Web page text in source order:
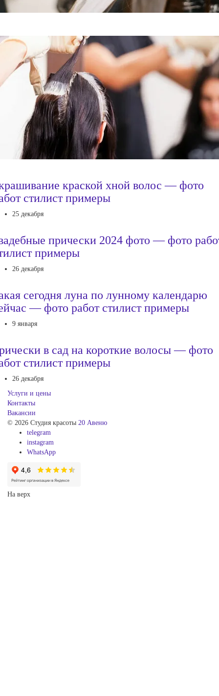
краской хной волос — фото
стилист примеры
25 декабря
прически 2024 фото — фото
примеры
26 декабря
сегодня луна по лунному календарю
— фото работ стилист примеры
9 января
в сад на короткие волосы — фото
стилист примеры
26 декабря
Услуги и цены
Контакты
Вакансии
© 2026 Студия красоты 20 Авеню
telegram
instagram
WhatsApp
На верх